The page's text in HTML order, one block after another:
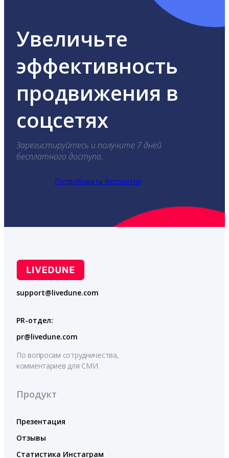
Увеличьте
эффективность
продвижения в
соцсетях
Зарегистируйтесь и получите 7 дней
бесплатного доступа.
Попробовать бесплатно
support@livedune.com
PR-отдел:
pr@livedune.com
По вопросам сотрудничества,
комментариев для СМИ
Продукт
Презентация
Отзывы
Статистика Инстаграм